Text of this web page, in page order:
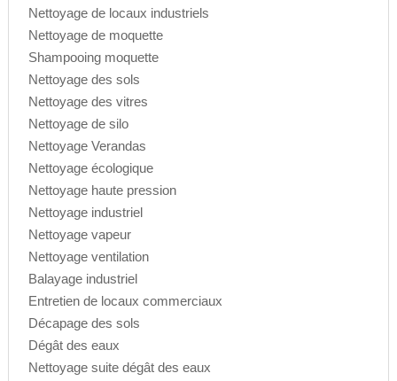
Nettoyage de locaux industriels
Nettoyage de moquette
Shampooing moquette
Nettoyage des sols
Nettoyage des vitres
Nettoyage de silo
Nettoyage Verandas
Nettoyage écologique
Nettoyage haute pression
Nettoyage industriel
Nettoyage vapeur
Nettoyage ventilation
Balayage industriel
Entretien de locaux commerciaux
Décapage des sols
Dégât des eaux
Nettoyage suite dégât des eaux